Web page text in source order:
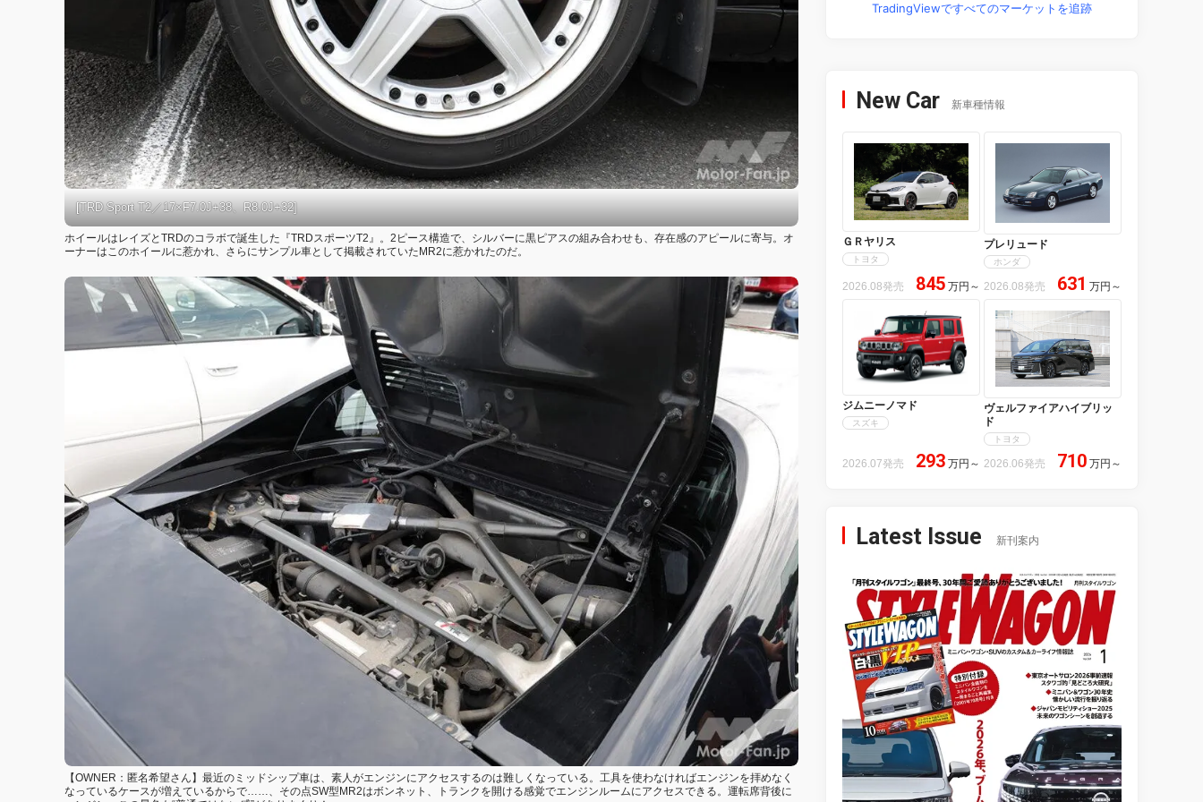
[TRD Sport T2／17×F7.0J+38、R8.0J+32]
ホイールはレイズとTRDのコラボで誕生した『TRDスポーツT2』。2ピース構造で、シルバーに黒ピアスの組み合わせも、存在感のアピールに寄与。オ
ーナーはこのホイールに惹かれ、さらにサンプル車として掲載されていたMR2に惹かれたのだ。
【OWNER：匿名希望さん】最近のミッドシップ車は、素人がエンジンにアクセスするのは難しくなっている。工具を使わなければエンジンを拝めなく
なっているケースが増えているからで……、その点SW型MR2はボンネット、トランクを開ける感覚でエンジンルームにアクセスできる。運転席背後に
TradingViewですべてのマーケットを追跡
New Car 新車種情報
ＧＲヤリス
トヨタ
2026.08発売 845 万円 ～
プレリュード
ホンダ
2026.08発売 631 万円 ～
ジムニーノマド
スズキ
2026.07発売 293 万円 ～
ヴェルファイアハイブリッ
ド
トヨタ
2026.06発売 710 万円 ～
Latest Issue 新刊案内